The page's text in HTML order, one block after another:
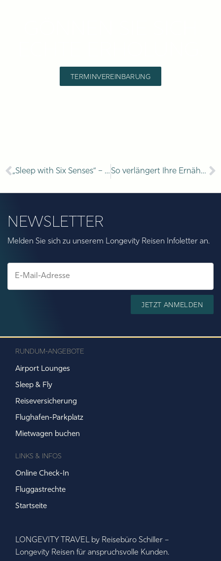
TERMINVEREINBARUNG
„Sleep with Six Senses“ – Erholung im Schlaf So verlängert Ihre Ernährung die Lebenserwartung
NEWSLETTER
Melden Sie sich zu unserem Longevity Reisen Infoletter an.
JETZT ANMELDEN
RUNDUM-ANGEBOTE
Airport Lounges
Sleep & Fly
Reiseversicherung
Flughafen-Parkplatz
Mietwagen buchen
LINKS & INFOS
Online Check-In
Fluggastrechte
Startseite
LONGEVITY TRAVEL by Reisebüro Schiller –
Longevity Reisen für anspruchsvolle Kunden.